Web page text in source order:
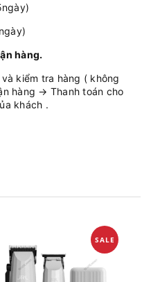
hàng.
kiểm tra hàng ( không
hàng → Thanh toán cho
khách .
SALE